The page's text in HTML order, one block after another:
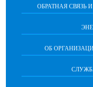
ОБРАТНАЯ СВЯЗЬ
ОБ